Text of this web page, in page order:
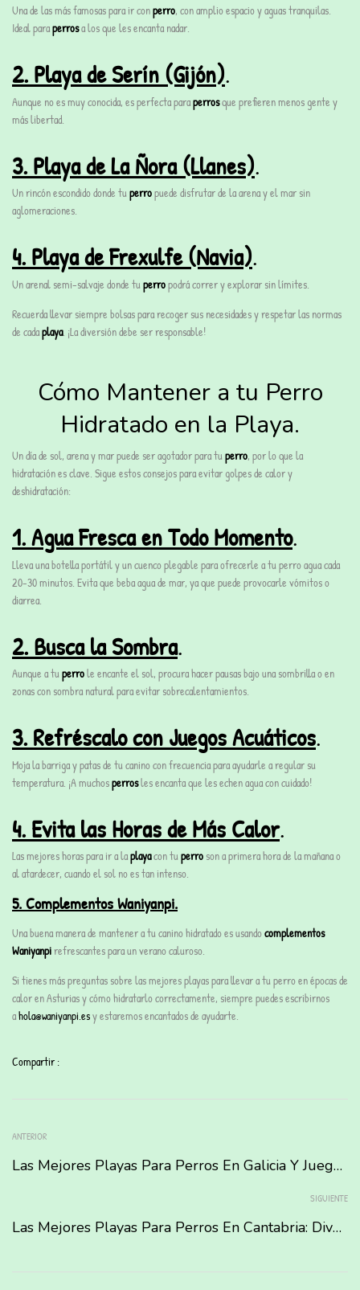
Una de las más famosas para ir conperro, con amplio espacio y aguas tranquilas.
Ideal paraperrosa los que les encanta nadar.
2. Playa de Serín (Gijón).
Aunque no es muy conocida, es perfecta paraperrosque prefieren menos gente y
más libertad.
3. Playa de La Ñora (Llanes).
Un rincón escondido donde tuperropuede disfrutar de la arena y el mar sin
aglomeraciones.
4. Playa de Frexulfe (Navia).
Un arenal semi-salvaje donde tu perropodrá correr y explorar sin límites.
Recuerda llevar siempre bolsas para recoger sus necesidades y respetar las normas
de cadaplaya. ¡La diversión debe ser responsable!
Cómo Mantener a tu Perro
Hidratado en la Playa.
Un día de sol, arena y mar puede ser agotador para tuperro, por lo que la
hidratación es clave. Sigue estos consejos para evitar golpes de calor y
deshidratación:
1. Agua Fresca en Todo Momento.
Lleva una botella portátil y un cuenco plegable para ofrecerle a tu perro agua cada
20-30 minutos. Evita que beba agua de mar, ya que puede provocarle vómitos o
diarrea.
2. Busca la Sombra.
Aunque a tuperrole encante el sol, procura hacer pausas bajo una sombrilla o en
zonas con sombra natural para evitar sobrecalentamientos.
3. Refréscalo con Juegos Acuáticos.
Moja la barriga y patas de tu canino con frecuencia para ayudarle a regular su
temperatura. ¡A muchosperrosles encanta que les echen agua con cuidado!
4. Evita las Horas de Más Calor.
Las mejores horas para ir a laplayacon tuperro son a primera hora de la mañana o
al atardecer, cuando el sol no es tan intenso.
5. Complementos Waniyanpi.
Una buena manera de mantener a tu canino hidratado es usandocomplementos
Waniyanpirefrescantes para un verano caluroso.
Si tienes más preguntas sobre las mejores playas para llevar a tu perro en épocas de
calor en Asturias y cómo hidratarlo correctamente, siempre puedes escribirnos
ahola@waniyanpi.esy estaremos encantados de ayudarte.
Compartir :
ANTERIOR
Las Mejores Playas Para Perros En Galicia Y Juegos Para Disfrutar Con Tu Peludo.
SIGUIENTE
Las Mejores Playas Para Perros En Cantabria: Diversión Canina Junto Al Mar.